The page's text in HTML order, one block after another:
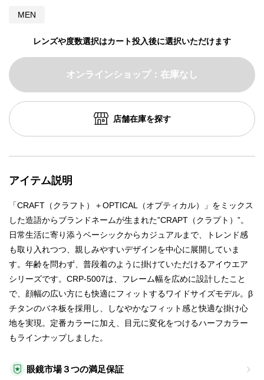
MEN
レンズや度数選択はカート投入後に選択いただけます
眼鏡市場３つの満足保証
オンラインショップ：在庫なし
店舗在庫を探す
アイテム説明
「CRAFT（クラフト）＋OPTICAL（オプティカル）」をミックス
した造語からブランドネームが生まれた”CRAPT（クラプト）”。
日常生活に寄り添うベーシックからカジュアルまで、トレンド感
も取り入れつつ、親しみやすいデザインを中心に展開していま
す。年齢を問わず、普段着のように掛けていただけるアイウエア
シリーズです。CRP-5007は、フレーム幅を広めに設計したこと
で、顔幅の広い方にも快適にフィットするワイドサイズモデル。β
チタンのバネ板を採用し、しなやかなフィット感と快適な掛け心
地を実現。定番カラーに加え、目元に変化をつけるハーフカラー
もラインナップしました。